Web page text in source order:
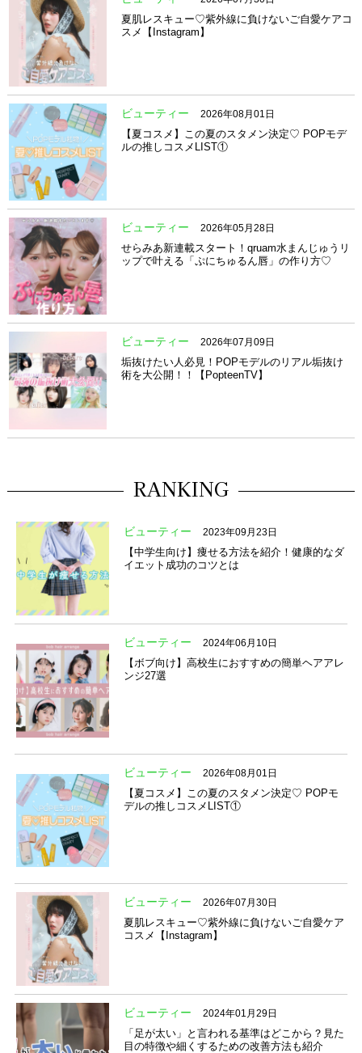
夏肌レスキュー♡紫外線に負けないご自愛ケアコ
スメ【Instagram】
ビューティー 2026年08月01日
【夏コスメ】この夏のスタメン決定♡ POPモデ
ルの推しコスメLIST①
ビューティー 2026年05月28日
せらみあ新連載スタート！qruam水まんじゅうリ
ップで叶える「ぷにちゅるん唇」の作り方♡
ビューティー 2026年07月09日
垢抜けたい人必見！POPモデルのリアル垢抜け
術を大公開！！【PopteenTV】
RANKING
ビューティー 2023年09月23日
【中学生向け】痩せる方法を紹介！健康的なダ
イエット成功のコツとは
ビューティー 2024年06月10日
【ボブ向け】高校生におすすめの簡単ヘアアレ
ンジ27選
ビューティー 2026年08月01日
【夏コスメ】この夏のスタメン決定♡ POPモ
デルの推しコスメLIST①
ビューティー 2026年07月30日
夏肌レスキュー♡紫外線に負けないご自愛ケア
コスメ【Instagram】
ビューティー 2024年01月29日
「足が太い」と言われる基準はどこから？見た
目の特徴や細くするための改善方法も紹介